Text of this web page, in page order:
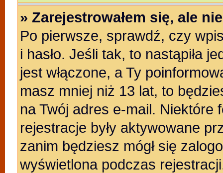
» Zarejestrowałem się, ale
Po pierwsze, sprawdź, czy
i hasło. Jeśli tak, to nastąpiła
jest włączone, a Ty
masz mniej niż 13 lat, to
na Twój adres e-mail. Niektóre
rejestracje były aktywowane
zanim będziesz mógł się
wyświetlona podczas